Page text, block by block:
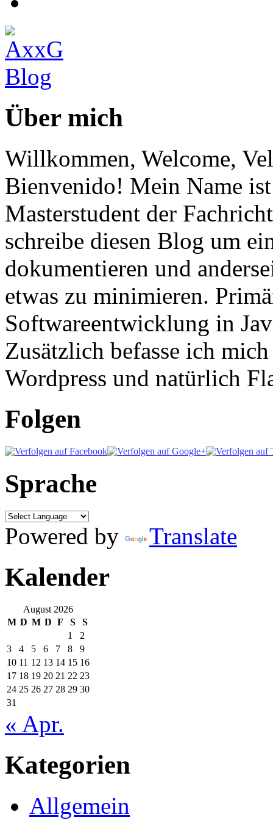
Über mich
Willkommen, Welcome,
Bienvenido! Mein Name
Masterstudent der
schreibe diesen Blog um
dokumentieren und
etwas zu minimieren.
Softwareentwicklung in
Zusätzlich befasse ich
Wordpress und natürlich
Folgen
Sprache
Powered by Translate
Kalender
August 2026
M D M D F S
S
1
2
3
4 5 6 7 8
9
10 11 12 13 14 15 16
17 18 19 20 21 22 23
24 25 26 27 28 29 30
31
« Apr.
Kategorien
Allgemein